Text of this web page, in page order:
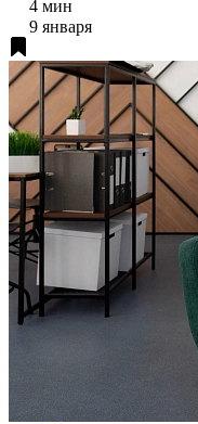
4 мин
9 января